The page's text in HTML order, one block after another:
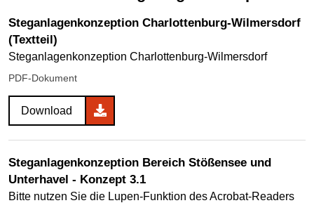
Steganlagenkonzeption Charlottenburg-Wilmersdorf
(Textteil)
Steganlagenkonzeption Charlottenburg-Wilmersdorf
PDF-Dokument
Download
Steganlagenkonzeption Bereich Stößensee und
Unterhavel - Konzept 3.1
Bitte nutzen Sie die Lupen-Funktion des Acrobat-Readers